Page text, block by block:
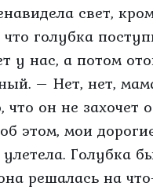
свет,
голубка
у нас, а потом
– Нет, нет,
он не захочет
этом, мои
Голубка
решалась на